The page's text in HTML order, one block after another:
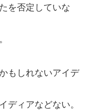
を否定していな
もしれないアイデ
ディアなどない。